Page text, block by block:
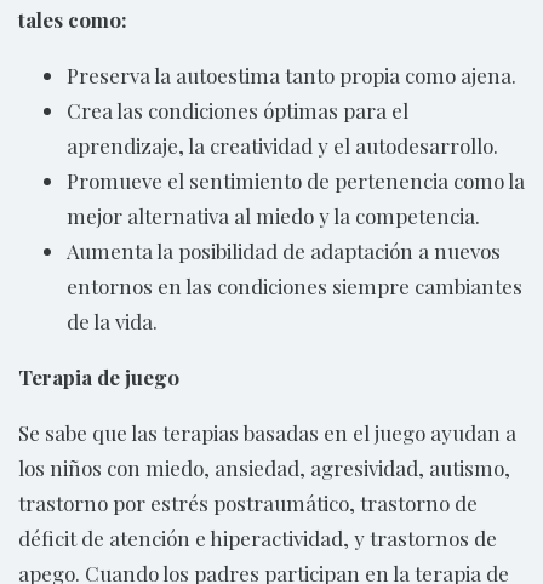
tales como:
Preserva la autoestima tanto propia como ajena.
Crea las condiciones óptimas para el
aprendizaje, la creatividad y el autodesarrollo.
Promueve el sentimiento de pertenencia como la
mejor alternativa al miedo y la competencia.
Aumenta la posibilidad de adaptación a nuevos
entornos en las condiciones siempre cambiantes
de la vida.
Terapia de juego
Se sabe que las terapias basadas en el juego ayudan a
los niños con miedo, ansiedad, agresividad, autismo,
trastorno por estrés postraumático, trastorno de
déficit de atención e hiperactividad, y trastornos de
apego. Cuando los padres participan en la terapia de